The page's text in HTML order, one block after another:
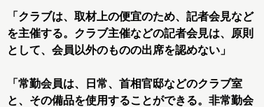
「クラブは、取材上の便宜のため、記者会見など
を主催する。クラブ主催などの記者会見は、原則
として、会員以外のものの出席を認めない」
「常勤会員は、日常、首相官邸などのクラブ室
と、その備品を使用することができる。非常勤会